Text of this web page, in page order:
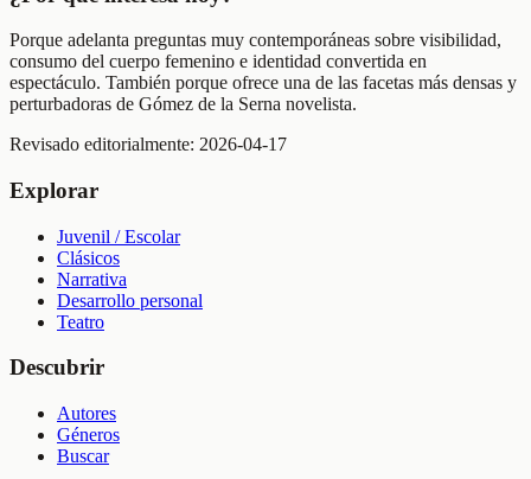
Porque adelanta preguntas muy contemporáneas sobre visibilidad,
consumo del cuerpo femenino e identidad convertida en
espectáculo. También porque ofrece una de las facetas más densas y
perturbadoras de Gómez de la Serna novelista.
Revisado editorialmente: 2026-04-17
Explorar
Juvenil / Escolar
Clásicos
Narrativa
Desarrollo personal
Teatro
Descubrir
Autores
Géneros
Buscar